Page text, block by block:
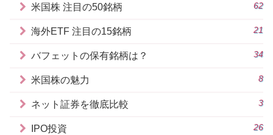
米国株 注目の50銘柄 62
海外ETF 注目の15銘柄 21
バフェットの保有銘柄は？ 34
米国株の魅力 8
ネット証券を徹底比較 3
IPO投資 26